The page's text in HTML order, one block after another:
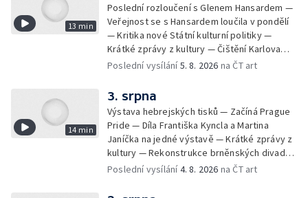
13 min
Poslední rozloučení s Glenem Hansardem —
Veřejnost se s Hansardem loučila v pondělí
— Kritika nové Státní kulturní politiky —
Krátké zprávy z kultury — Čištění Karlova
mostu — Archeologický výzkum na
neslyšící
Poslední vysílání5. 8. 2026 na ČT art
14 min
3. srpna
Výstava hebrejských tisků — Začíná Prague
Pride — Díla Františka Kyncla a Martina
Janíčka na jedné výstavě — Krátké zprávy z
kultury — Rekonstrukce brněnských divadel
— Budoucnost Knihovny Václava Havla —
Kulturní tipy
Poslední vysílání4. 8. 2026 na ČT art